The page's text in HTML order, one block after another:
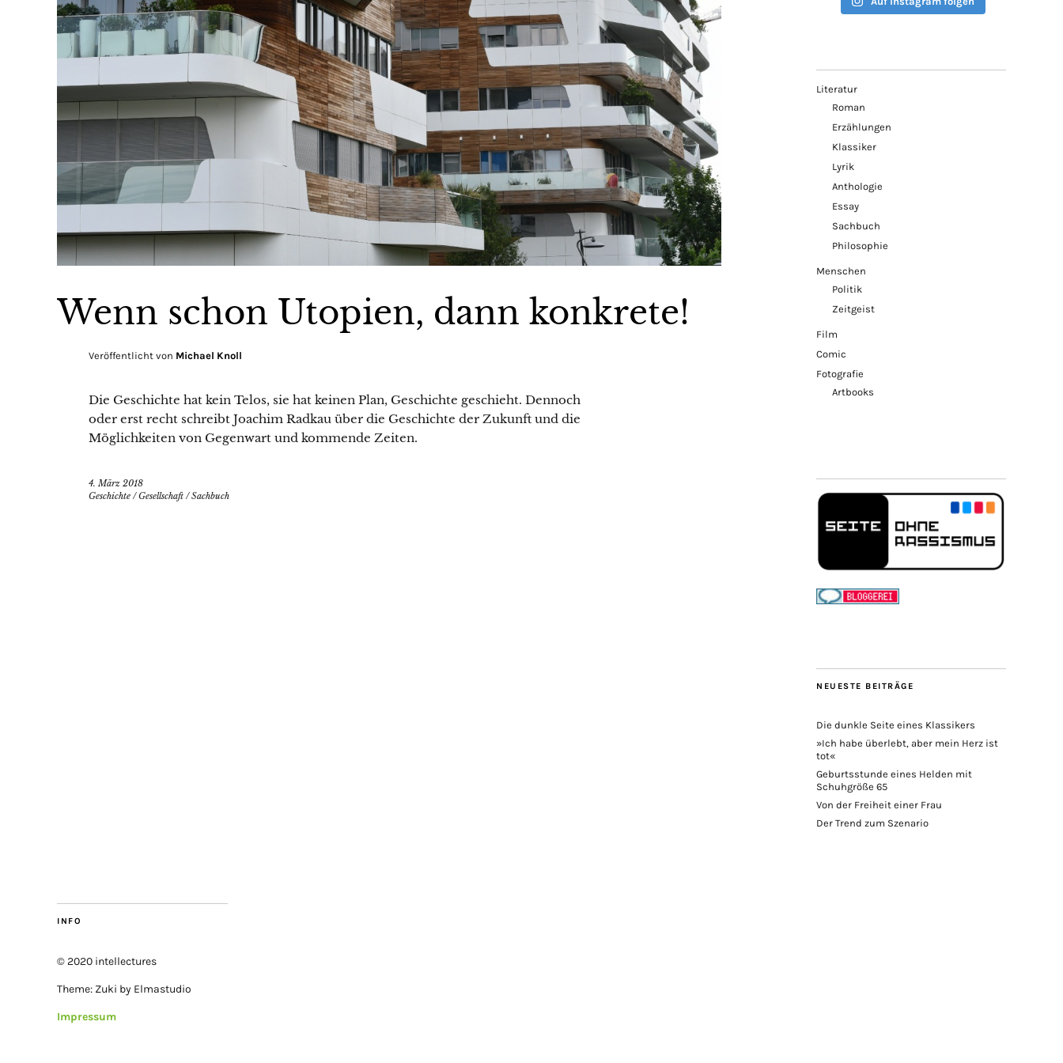
Wenn schon Utopien, dann konkrete!
Veröffentlicht von Michael Knoll
Die Geschichte hat kein Telos, sie hat keinen Plan, Geschichte geschieht. Dennoch
oder erst recht schreibt Joachim Radkau über die Geschichte der Zukunft und die
Möglichkeiten von Gegenwart und kommende Zeiten.
4. März 2018
Geschichte /Gesellschaft /Sachbuch
Literatur
Roman
Erzählungen
Klassiker
Lyrik
Anthologie
Essay
Sachbuch
Philosophie
Menschen
Politik
Zeitgeist
Film
Comic
Fotografie
Artbooks
NEUESTE BEITRÄGE
Die dunkle Seite eines Klassikers
»Ich habe überlebt, aber mein Herz ist
tot«
Geburtsstunde eines Helden mit
Schuhgröße 65
Von der Freiheit einer Frau
Der Trend zum Szenario
INFO
© 2020 intellectures
Theme: Zuki by Elmastudio
Impressum